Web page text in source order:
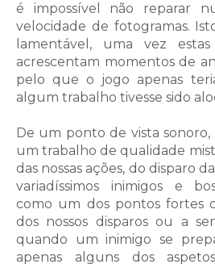
é impossível não reparar
velocidade de fotogramas.
lamentável, uma vez estas
acrescentam momentos de
pelo que o jogo apenas
algum trabalho tivesse sido
De um ponto de vista sonoro,
um trabalho de qualidade
das nossas ações, do disparo
variadíssimos inimigos e
como um dos pontos fortes
dos nossos disparos ou a
quando um inimigo se
apenas alguns dos